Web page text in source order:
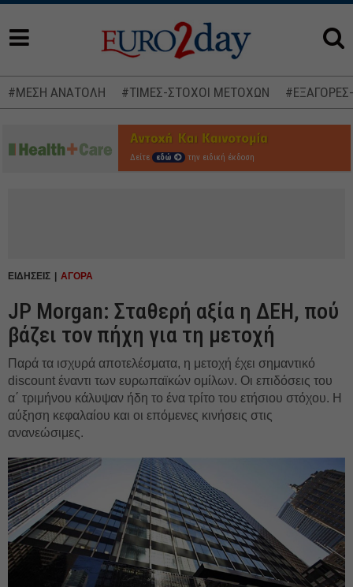
#ΜΕΣΗ ΑΝΑΤΟΛΗ #ΤΙΜΕΣ-ΣΤΟΧΟΙ ΜΕΤΟΧΩΝ
Δείτε εδώ την ειδική έκδοση
ΕΙΔΗΣΕΙΣ ΑΓΟΡΑ
JP Morgan: Σταθερή αξία η ΔΕΗ, πού
βάζει τον πήχη για τη μετοχή
Παρά τα ισχυρά αποτελέσματα, η μετοχή έχει σημαντικό
discount έναντι των ευρωπαϊκών ομίλων. Οι επιδόσεις του
α΄ τριμήνου κάλυψαν ήδη το ένα τρίτο του ετήσιου στόχου. Η
αύξηση κεφαλαίου και οι επόμενες κινήσεις στις
ανανεώσιμες.